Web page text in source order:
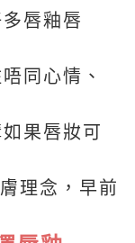
唇釉唇
同心情、
果唇妝可
理念，早前